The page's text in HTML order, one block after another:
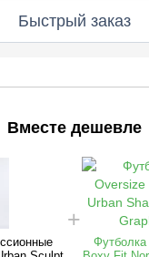
Быстрый заказ
Вместе дешевле
Футболка